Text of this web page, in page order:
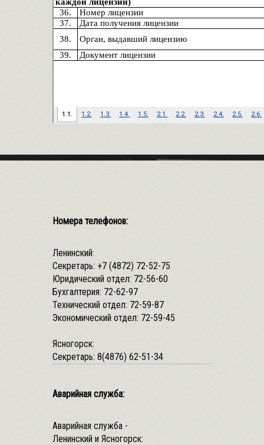
Номера телефонов:
Ленинский:
Секретарь: +7 (4872) 72-52-75
Юридический отдел: 72-56-60
Бухгалтерия: 72-62-97
Технический отдел: 72-59-87
Экономический отдел: 72-59-45
Ясногорск:
Секретарь: 8(4876) 62-51-34
Аварийная служба:
Аварийная служба -
Ленинский и Ясногорск: